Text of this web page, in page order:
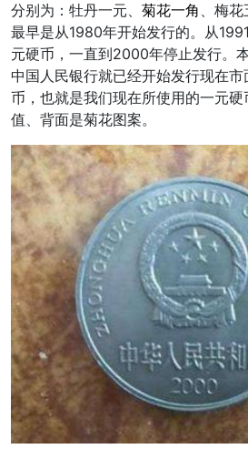
分别为：牡丹一元、 菊花一角 、梅
最早是从1980年开始发行的。从
元硬币，一直到2000年停止发行。
中国人民银行就已经开始发行现在市
币，也就是我们现在所使用的一元硬
值、背面是菊花图案。